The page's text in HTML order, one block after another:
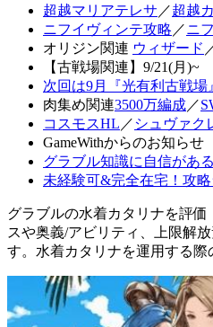
超越マリアテレサ ／超越
ニフイヴィンテ攻略 ／ニ
オリジン関連 ウィザード
【古戦場関連】9/21(月)~
次回は9月『光有利古戦場
肉集め関連3500万編成／
コスモスHL ／ シュヴァク
GameWithからのお知らせ
グラブル知識に自信があ
未経験可&完全在宅！攻略
グラブルの水着カタリナを評
スや奥義/アビリティ、上限解
す。水着カタリナを運用する際